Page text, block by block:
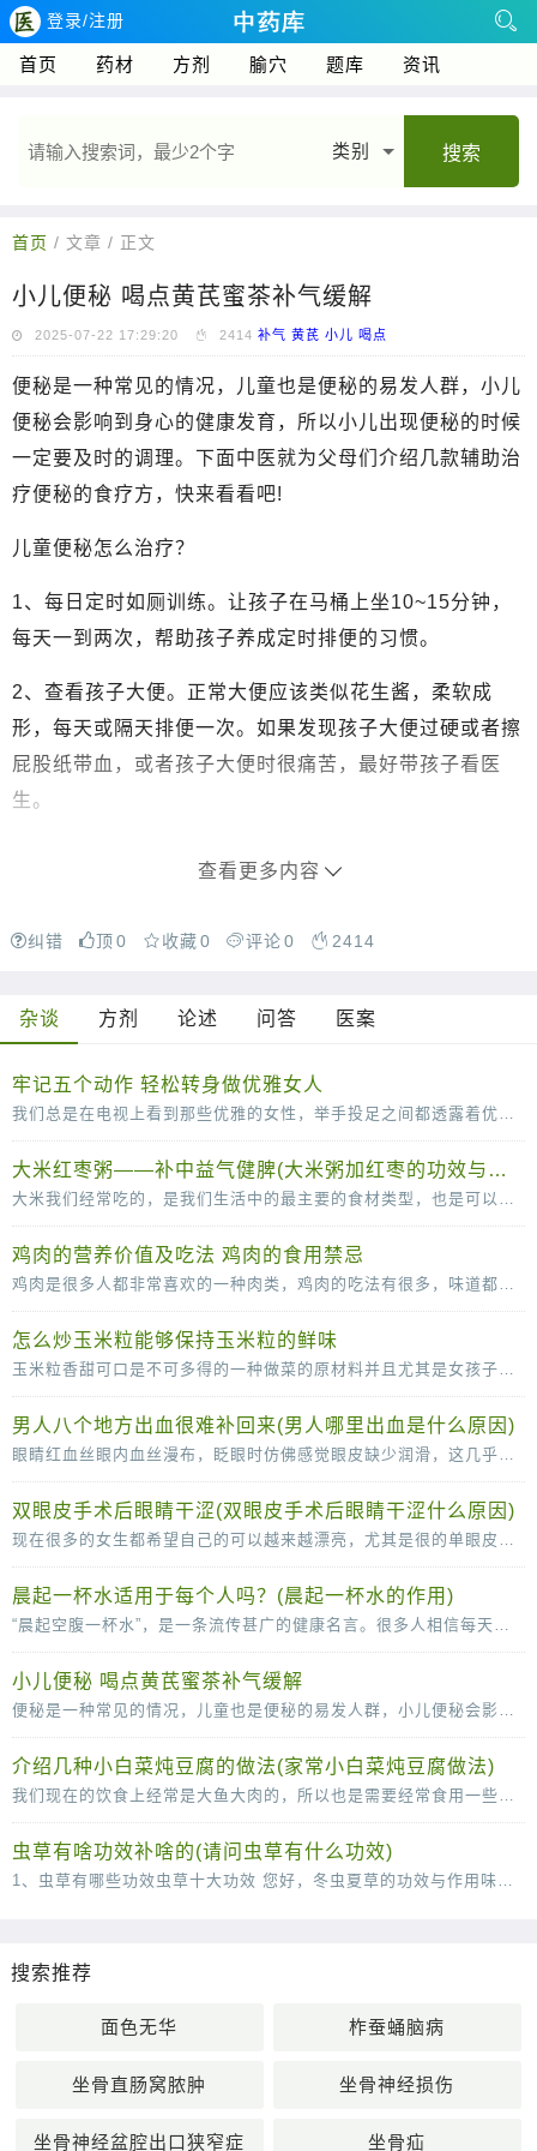
登录/注册
首页 药材 方剂 腧穴 题库 资讯
类别 搜索
首页 / 文章 / 正文
小儿便秘 喝点黄芪蜜茶补气缓解
2025-07-22 17:29:20 2414 补气 黄芪 小儿 喝点
便秘是一种常见的情况，儿童也是便秘的易发人群，小儿
便秘会影响到身心的健康发育，所以小儿出现便秘的时候
一定要及时的调理。下面中医就为父母们介绍几款辅助治
疗便秘的食疗方，快来看看吧!
儿童便秘怎么治疗？
1、每日定时如厕训练。让孩子在马桶上坐10~15分钟，
每天一到两次，帮助孩子养成定时排便的习惯。
2、查看孩子大便。正常大便应该类似花生酱，柔软成
形，每天或隔天排便一次。如果发现孩子大便过硬或者擦
屁股纸带血，或者孩子大便时很痛苦，最好带孩子看医
生。
查看更多内容
纠错 顶0 收藏0 评论0 2414
杂谈 方剂 论述 问答 医案
牢记五个动作 轻松转身做优雅女人
我们总是在电视上看到那些优雅的女性，举手投足之间都透露着优雅。其实，漂亮的女人不单单是脸蛋长得漂亮，拥有一个完美的身材，更要有气质，而气质并不是一天两天就可以培养出来的，需
大米红枣粥——补中益气健脾(大米粥加红枣的功效与作用)
大米我们经常吃的，是我们生活中的最主要的食材类型，也是可以补充丰富的碳水化合物的重要的来源。大米和红枣搭配煮粥的话可以有滋补气血的作用，红枣可以补血，而且还可以补铁的哦
鸡肉的营养价值及吃法 鸡肉的食用禁忌
鸡肉是很多人都非常喜欢的一种肉类，鸡肉的吃法有很多，味道都很可口，鸡肉的脂肪含量比较低，常吃也没那么容易长胖，营养价值很高。鸡肉的营养价值及吃法多吃鸡肉，有助于抗冻防病，而且
怎么炒玉米粒能够保持玉米粒的鲜味
玉米粒香甜可口是不可多得的一种做菜的原材料并且尤其是女孩子是很喜欢吃玉米粒的因为玉米粒味道香甜，但是当我们自己尝试着去做玉米粒的时候就会发现其实很多时候我们做的玉
男人八个地方出血很难补回来(男人哪里出血是什么原因)
眼睛红血丝眼内血丝漫布，眨眼时仿佛感觉眼皮缺少润滑，这几乎可以确定眼睛已经感染了。这时应停止视物，敷上一条冷毛巾，稍事缓解，同时涂一些消炎眼膏。切记不能揉眼睛，因为手是脏的
双眼皮手术后眼睛干涩(双眼皮手术后眼睛干涩什么原因)
现在很多的女生都希望自己的可以越来越漂亮，尤其是很的单眼皮女生更是喜欢双眼皮，所以很多人都会选择通过做双眼皮手术的方法变成双眼皮。很多女生在做了双眼皮手术之后，会感觉
晨起一杯水适用于每个人吗？(晨起一杯水的作用)
“晨起空腹一杯水”，是一条流传甚广的健康名言。很多人相信每天的这杯水，可以清肠胃、排毒养颜、稀释血液，甚至还可以减少疾病的发生。那么，晨起一杯水适用于每个人吗？不是的。从
小儿便秘 喝点黄芪蜜茶补气缓解
便秘是一种常见的情况，儿童也是便秘的易发人群，小儿便秘会影响到身心的健康发育，所以小儿出现便秘的时候一定要及时的调理。下面中医就为父母们介绍几款辅助治疗便秘的食疗方，快
介绍几种小白菜炖豆腐的做法(家常小白菜炖豆腐做法)
我们现在的饮食上经常是大鱼大肉的，所以也是需要经常食用一些小清新的菜肴来很好的改善我们的肠胃的，说到这里，口味清淡的小白菜炖豆腐就是我们不得不说的一道菜了，这道菜虽然说
虫草有啥功效补啥的(请问虫草有什么功效)
1、虫草有哪些功效虫草十大功效 您好，冬虫夏草的功效与作用味甘，性平。能补肾壮阳，补肺平喘，止血化痰。用于肾虚阳痿，遗精，头昏耳鸣；肺虚或肺肾两虚，喘咳短气，或咳血；体虚自汗，畏风。1
搜索推荐
面色无华 柞蚕蛹脑病
坐骨直肠窝脓肿 坐骨神经损伤
坐骨神经盆腔出口狭窄症 坐骨疝